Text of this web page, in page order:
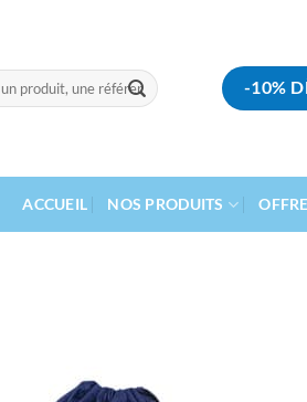
-10%
ACCUEIL NOS PRODUITS